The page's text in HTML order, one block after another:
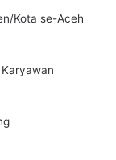
Kota se-Aceh